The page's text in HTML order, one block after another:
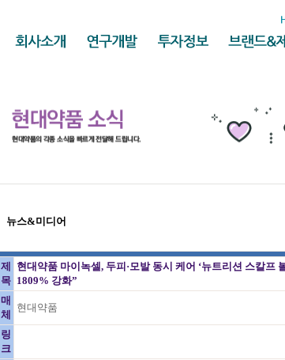
뉴스&미디어
제
목
현대약품 마이녹셀, 두피·모발 동시 케어 ‘뉴트리션 스칼프
1809% 강화”
매
체
현대약품
링
크